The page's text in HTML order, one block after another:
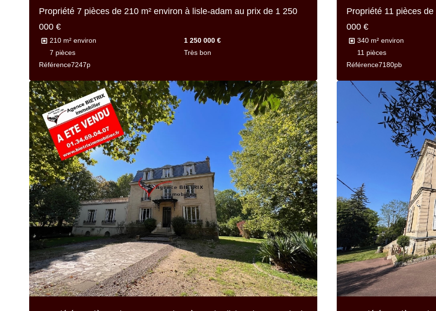
Propriété 7 pièces de 210 m² environ à lisle-adam au prix de 1 250
000 €
210 m² environ
1 250 000 €
7 pièces
Très bon
Référence7247p
Propriété 11 pièces de
000 €
340 m² environ
11 pièces
Référence7180pb